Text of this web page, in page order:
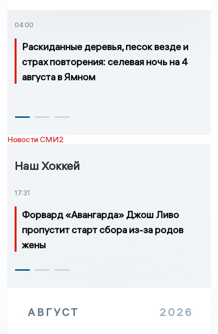
04:00
Раскиданные деревья, песок везде и
страх повторения: селевая ночь на 4
августа в Ямном
Новости СМИ2
Наш Хоккей
17:31
Форвард «Авангарда» Джош Ливо
пропустит старт сбора из-за родов
жены
АВГУСТ 2026